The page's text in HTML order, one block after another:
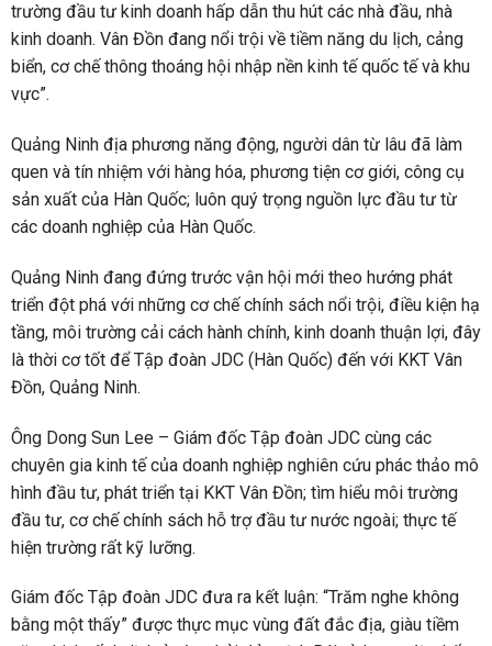
trường đầu tư kinh doanh hấp dẫn thu hút các nhà đầu, nhà
kinh doanh. Vân Đồn đang nổi trội về tiềm năng du lịch, cảng
biển, cơ chế thông thoáng hội nhập nền kinh tế quốc tế và khu
vực”.
Quảng Ninh địa phương năng động, người dân từ lâu đã làm
quen và tín nhiệm với hàng hóa, phương tiện cơ giới, công cụ
sản xuất của Hàn Quốc; luôn quý trọng nguồn lực đầu tư từ
các doanh nghiệp của Hàn Quốc.
Quảng Ninh đang đứng trước vận hội mới theo hướng phát
triển đột phá với những cơ chế chính sách nổi trội, điều kiện hạ
tầng, môi trường cải cách hành chính, kinh doanh thuận lợi, đây
là thời cơ tốt để Tập đoàn JDC (Hàn Quốc) đến với KKT Vân
Đồn, Quảng Ninh.
Ông Dong Sun Lee – Giám đốc Tập đoàn JDC cùng các
chuyên gia kinh tế của doanh nghiệp nghiên cứu phác thảo mô
hình đầu tư, phát triển tại KKT Vân Đồn; tìm hiểu môi trường
đầu tư, cơ chế chính sách hỗ trợ đầu tư nước ngoài; thực tế
hiện trường rất kỹ lưỡng.
Giám đốc Tập đoàn JDC đưa ra kết luận: “Trăm nghe không
bằng một thấy” được thực mục vùng đất đắc địa, giàu tiềm